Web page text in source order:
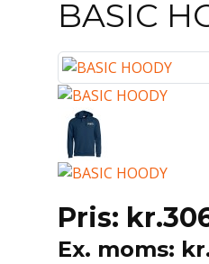
BASIC
Pris:
Ex. moms: